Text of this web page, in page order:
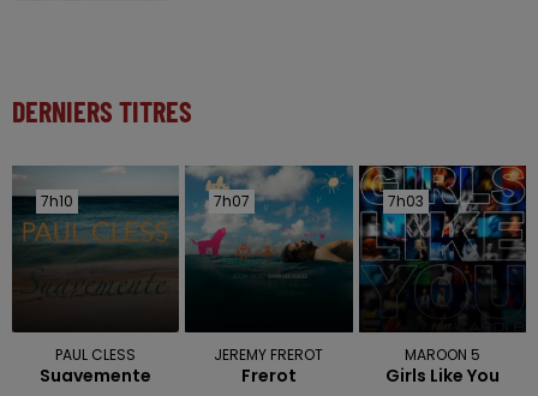
DERNIERS TITRES
7h10
7h10
PAUL CLESS
Suavemente
7h07
7h07
JEREMY FREROT
Frerot
7h03
7h03
MAROON 5
Girls Like You